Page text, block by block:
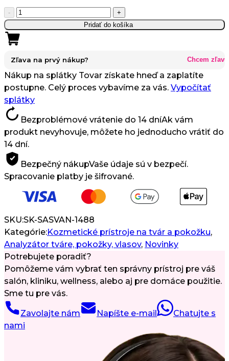
-
množstvo
Scalp
&
Skin
Vision
–
Profesionálny
Analyzátor
a
Vlasovej
Pokožky
2v1
Analýzou
HD
Kamerou
+
Pridať do košíka
Zľava na prvý nákup? Chcem zľavu
Nákup na splátky Tovar získate hneď a zaplatíte
postupne. Celý proces vybavíme za vás. Vypočítať
splátky
Bezproblémové vrátenie do 14 dníAk vám
produkt nevyhovuje, môžete ho jednoducho vrátiť do
14 dní.
Bezpečný nákupVaše údaje sú v bezpečí.
Spracovanie platby je šifrované.
SKU:SK-SASVAN-1488
Kategórie:Kozmetické prístroje na tvár a pokožku,
Analyzátor tváre, pokožky, vlasov, Novinky
Potrebujete poradiť?
Pomôžeme vám vybrať ten správny prístroj pre váš
salón, kliniku, wellness, alebo aj pre domáce použitie.
Sme tu pre vás.
Zavolajte nám Napíšte e-mail
Chatujte s
nami